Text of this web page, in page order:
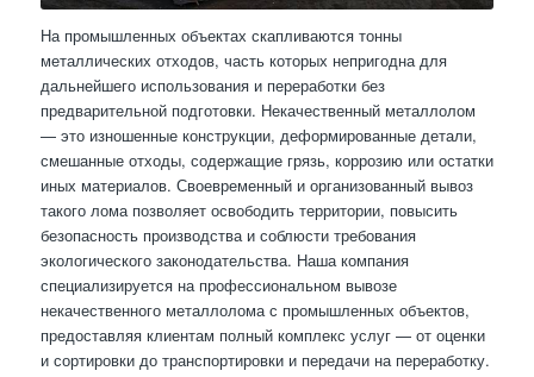
На промышленных объектах скапливаются тонны
металлических отходов, часть которых непригодна для
дальнейшего использования и переработки без
предварительной подготовки. Некачественный металлолом
— это изношенные конструкции, деформированные детали,
смешанные отходы, содержащие грязь, коррозию или остатки
иных материалов. Своевременный и организованный вывоз
такого лома позволяет освободить территории, повысить
безопасность производства и соблюсти требования
экологического законодательства. Наша компания
специализируется на профессиональном вывозе
некачественного металлолома с промышленных объектов,
предоставляя клиентам полный комплекс услуг — от оценки
и сортировки до транспортировки и передачи на переработку.